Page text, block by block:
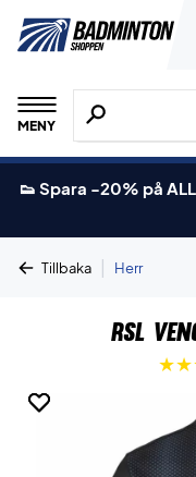
MENY
Sök efter
👟 Spara -20% på
Tillbaka | Herr
RSL